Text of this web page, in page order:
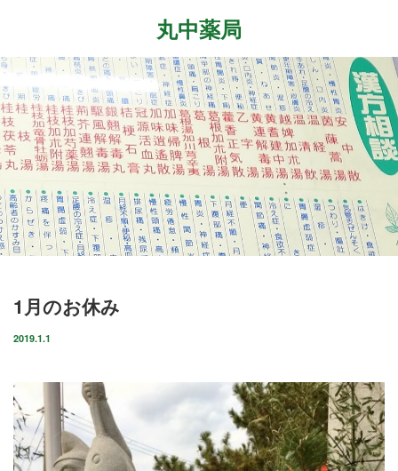
丸中薬局
1月のお休み
2019.1.1
Menu
ホーム
症状改善事例
取扱商品
ブログ
最近の記事
2026.7.27
先日、『最新の癌治療法と冬虫夏草』という勉
強会に参加して参りました。多方面から様々な
2026.4.14
公園で拾った椿を綺麗に並べて飾りました。春
の訪れの心地良い気候と、花冷えの寒さが交差
するような中、この時期としては記録的…